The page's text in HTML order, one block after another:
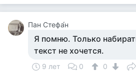
Пан Стефа́н
Я помню. Только
текст не хочется.
9 лет 0 0